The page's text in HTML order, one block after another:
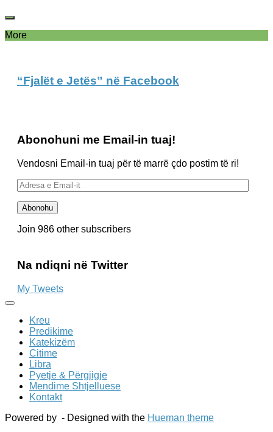
More
“Fjalët e Jetës” në Facebook
Abonohuni me Email-in tuaj!
Vendosni Email-in tuaj për të marrë çdo postim të ri!
Adresa
e
Email-
it
Abonohu
Join 986 other subscribers
Na ndiqni në Twitter
My Tweets
Kreu
Predikime
Katekizëm
Citime
Libra
Pyetje & Përgjigje
Mendime Shtjelluese
Kontakt
Powered by - Designed with the Hueman theme